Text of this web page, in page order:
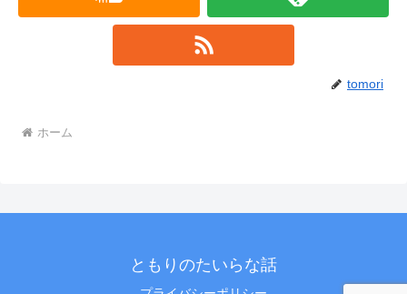
tomori
ホーム
ともりのたいらな話